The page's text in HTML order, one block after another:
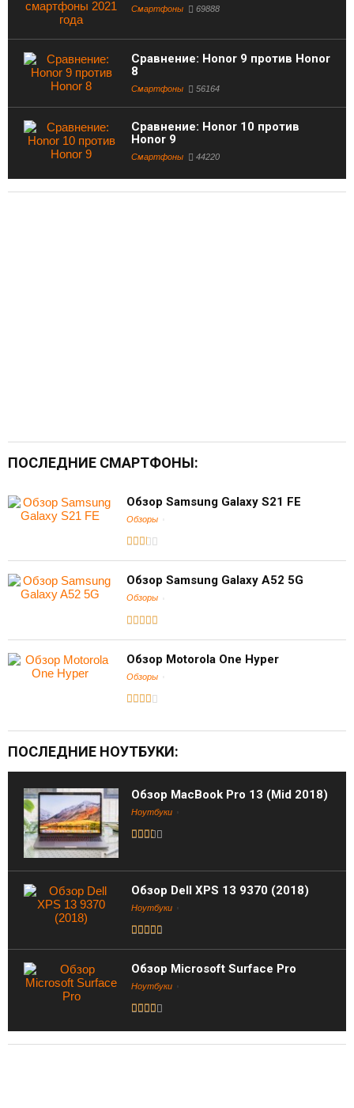
Смартфоны 69888
Сравнение: Honor 9 против Honor
8
Смартфоны 56164
Сравнение: Honor 10 против
Honor 9
Смартфоны 44220
ПОСЛЕДНИЕ СМАРТФОНЫ:
Обзор Samsung Galaxy S21 FE
Обзоры
Обзор Samsung Galaxy A52 5G
Обзоры
Обзор Motorola One Hyper
Обзоры
ПОСЛЕДНИЕ НОУТБУКИ:
Обзор MacBook Pro 13 (Mid 2018)
Ноутбуки
Обзор Dell XPS 13 9370 (2018)
Ноутбуки
Обзор Microsoft Surface Pro
Ноутбуки